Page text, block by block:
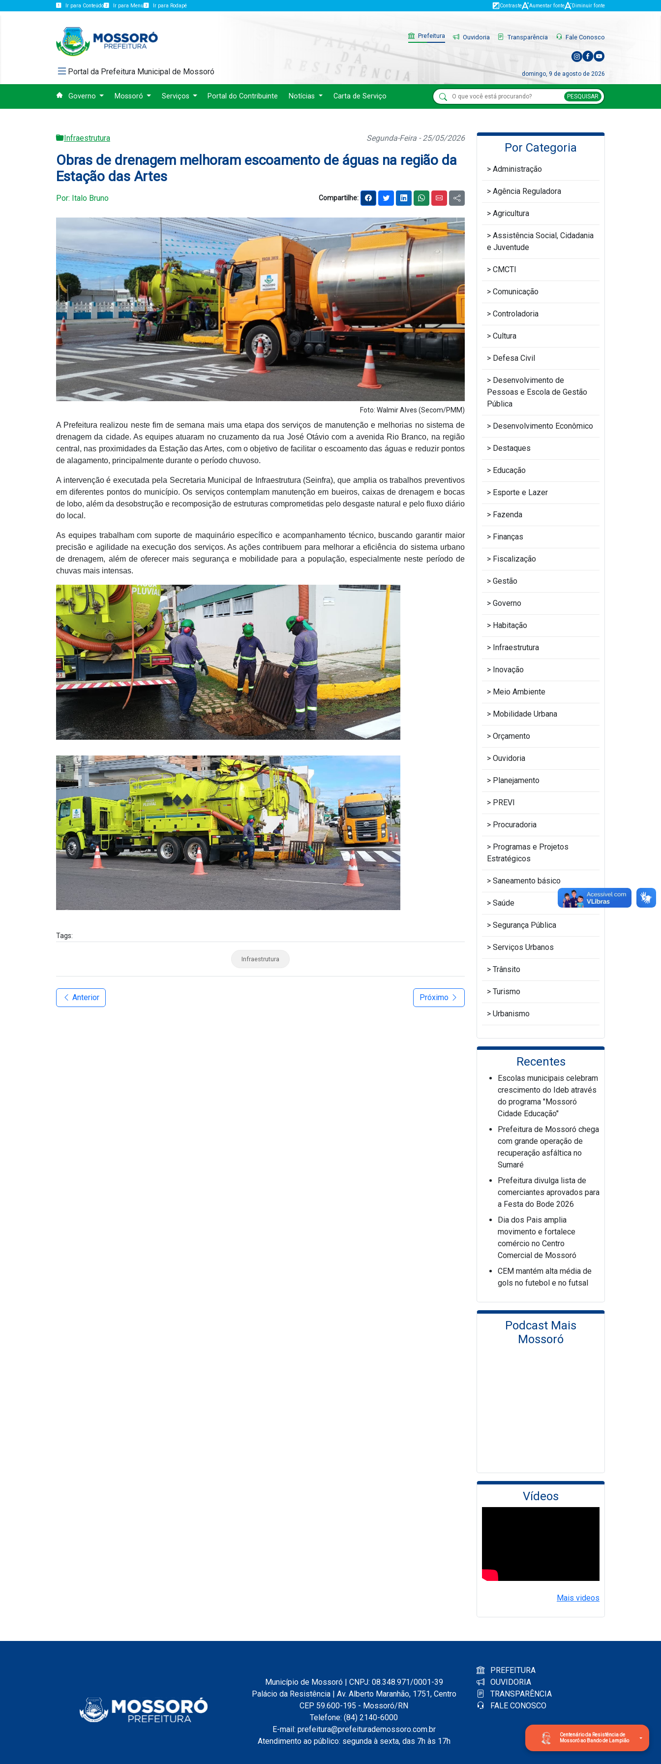
Centenário da Resistência de
Mossoró ao Bando de Lampião
Ir para Conteúdo Ir para Menu Ir para Rodapé Contraste Aumentar fonte Diminuir fonte
Portal da Prefeitura Municipal de Mossoró
Prefeitura Ouvidoria Transparência Fale Conosco
domingo, 9 de agosto de 2026
Governo Mossoró Serviços Portal do Contribuinte Notícias Carta de Serviço PESQUISAR
Infraestrutura Segunda-Feira - 25/05/2026
Obras de drenagem melhoram escoamento de águas na região da
Estação das Artes
Por: Italo Bruno Compartilhe:
Foto: Walmir Alves (Secom/PMM)
A Prefeitura realizou neste fim de semana mais uma etapa dos serviços de manutenção e melhorias no sistema de
drenagem da cidade. As equipes atuaram no cruzamento da rua José Otávio com a avenida Rio Branco, na região
central, nas proximidades da Estação das Artes, com o objetivo de facilitar o escoamento das águas e reduzir pontos
de alagamento, principalmente durante o período chuvoso.
A intervenção é executada pela Secretaria Municipal de Infraestrutura (Seinfra), que amplia os trabalhos preventivos
em diferentes pontos do município. Os serviços contemplam manutenção em bueiros, caixas de drenagem e bocas
de lobo, além da desobstrução e recomposição de estruturas comprometidas pelo desgaste natural e pelo fluxo diário
do local.
As equipes trabalham com suporte de maquinário específico e acompanhamento técnico, buscando garantir maior
precisão e agilidade na execução dos serviços. As ações contribuem para melhorar a eficiência do sistema urbano
de drenagem, além de oferecer mais segurança e mobilidade para a população, especialmente neste período de
chuvas mais intensas.
Tags:
Infraestrutura
Anterior Próximo
Por Categoria
Administração
Agência Reguladora
Agricultura
Assistência Social, Cidadania
e Juventude
CMCTI
Comunicação
Controladoria
Cultura
Defesa Civil
Desenvolvimento de
Pessoas e Escola de Gestão
Pública
Desenvolvimento Econômico
Destaques
Educação
Esporte e Lazer
Fazenda
Finanças
Fiscalização
Gestão
Governo
Habitação
Infraestrutura
Inovação
Meio Ambiente
Mobilidade Urbana
Orçamento
Ouvidoria
Planejamento
PREVI
Procuradoria
Programas e Projetos
Estratégicos
Saneamento básico
Saúde
Segurança Pública
Serviços Urbanos
Trânsito
Turismo
Urbanismo
Recentes
Escolas municipais celebram
crescimento do Ideb através
do programa "Mossoró
Cidade Educação"
Prefeitura de Mossoró chega
com grande operação de
recuperação asfáltica no
Sumaré
Prefeitura divulga lista de
comerciantes aprovados para
a Festa do Bode 2026
Dia dos Pais amplia
movimento e fortalece
comércio no Centro
Comercial de Mossoró
CEM mantém alta média de
gols no futebol e no futsal
Podcast Mais
Mossoró
Vídeos
Mais videos
Município de Mossoró | CNPJ: 08.348.971/0001-39
Palácio da Resistência | Av. Alberto Maranhão, 1751, Centro
CEP 59.600-195 - Mossoró/RN
Telefone: (84) 2140-6000
E-mail: prefeitura@prefeiturademossoro.com.br
Atendimento ao público: segunda à sexta, das 7h às 17h
PREFEITURA
OUVIDORIA
TRANSPARÊNCIA
FALE CONOSCO